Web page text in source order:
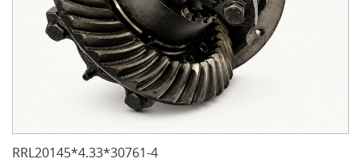
RRL20145*4.33*30761-4